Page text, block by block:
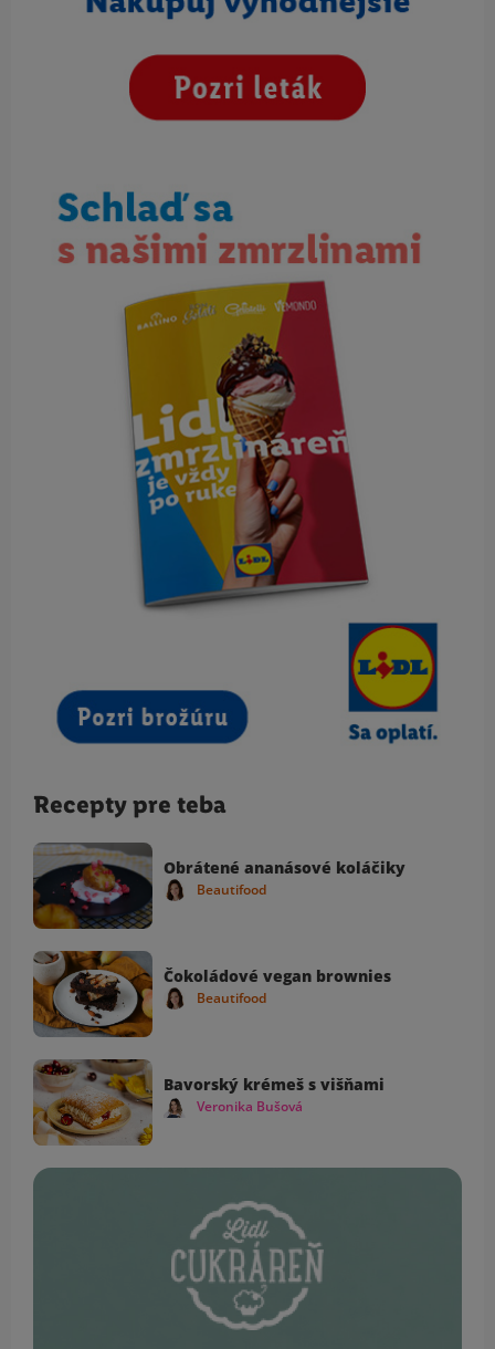
Recepty pre teba
Obrátené ananásové koláčiky
Beautifood
Čokoládové vegan brownies
Beautifood
Bavorský krémeš s višňami
Veronika Bušová